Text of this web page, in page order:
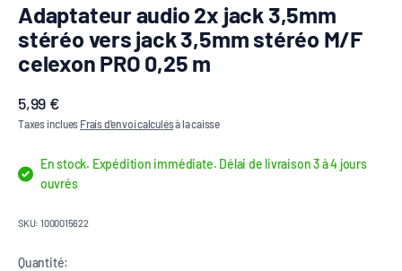
Adaptateur audio 2x jack 3,5mm
stéréo vers jack 3,5mm stéréo M/F
celexon PRO 0,25 m
Prix de vente
5,99 €
Taxes inclues Frais d'envoi calculésà la caisse
En stock. Expédition immédiate. Délai de livraison 3 à 4 jours
ouvrés
SKU: 1000015622
Quantité: